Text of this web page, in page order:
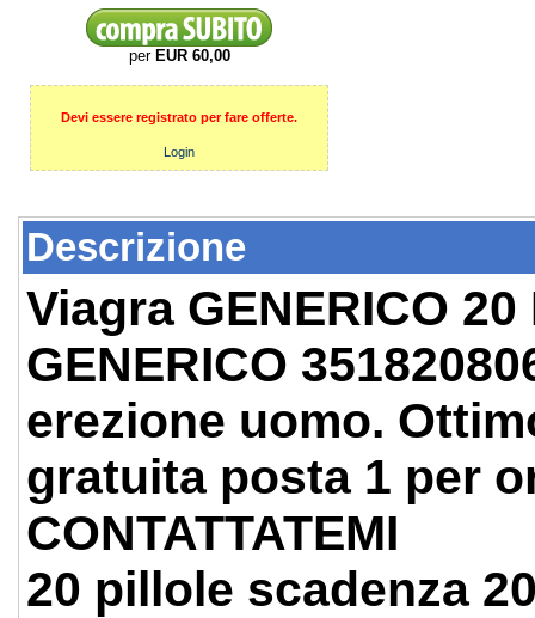
per EUR 60,00
Devi essere registrato per fare offerte.
Login
Descrizione
Viagra GENERICO
GENERICO
erezione uomo.
gratuita posta 1 per
CONTATTATEMI
20 pillole scadenza